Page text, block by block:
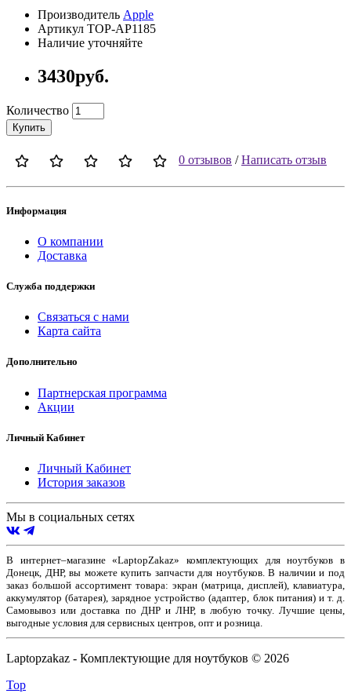
Производитель Apple
Артикул TOP-AP1185
Наличие уточняйте
3430руб.
Количество
Купить
0 отзывов /Написать отзыв
Информация
О компании
Доставка
Служба поддержки
Связаться с нами
Карта сайта
Дополнительно
Партнерская программа
Акции
Личный Кабинет
Личный Кабинет
История заказов
Мы в социальных сетях
В интернет–магазине «LaptopZakaz» комплектующих для ноутбуков в
Донецк, ДНР, вы можете купить запчасти для ноутбуков. В наличии и под
заказ большой ассортимент товара: экран (матрица, дисплей), клавиатура,
аккумулятор (батарея), зарядное устройство (адаптер, блок питания) и т. д.
Самовывоз или доставка по ДНР и ЛНР, в любую точку. Лучшие цены,
выгодные условия для сервисных центров, опт и розница.
Laptopzakaz - Комплектующие для ноутбуков © 2026
Top